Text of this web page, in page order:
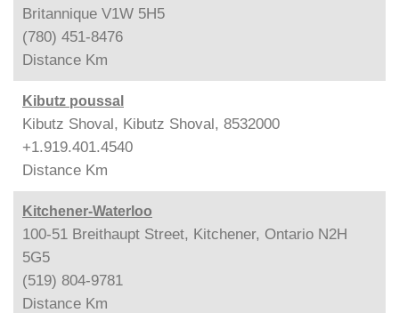
Britannique V1W 5H5
(780) 451-8476
Distance Km
Kibutz poussal
Kibutz Shoval, Kibutz Shoval, 8532000
+1.919.401.4540
Distance Km
Kitchener-Waterloo
100-51 Breithaupt Street, Kitchener, Ontario N2H
5G5
(519) 804-9781
Distance Km